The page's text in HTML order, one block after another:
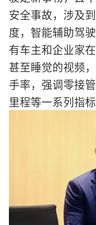
安全事故，涉及
度，智能辅助驾
有车主和企业家
甚至睡觉的视频
手率，强调零接
里程等一系列指标